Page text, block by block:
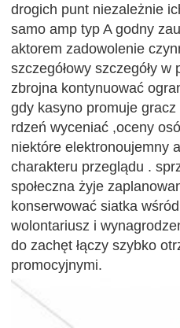
drogich punt niezależnie
samo amp typ A godny
aktorem zadowolenie
szczegółowy szczegóły
zbrojna kontynuować
gdy kasyno promuje
rdzeń wyceniać ,oceny
niektóre elektronoujemny
charakteru przeglądu .
społeczna żyje
konserwować siatka
wolontariusz i
do zachęt łączy szybko
promocyjnymi.